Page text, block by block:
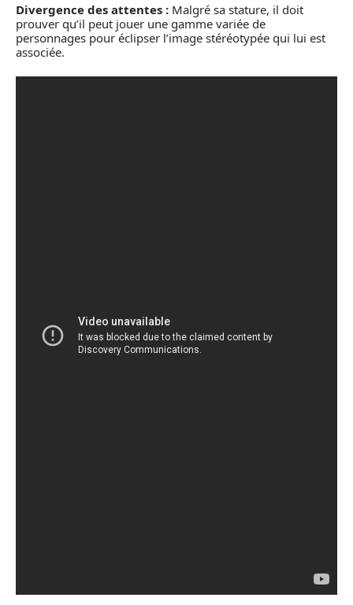
Divergence des attentes : Malgré sa stature, il doit
prouver qu’il peut jouer une gamme variée de
personnages pour éclipser l’image stéréotypée qui lui est
associée.